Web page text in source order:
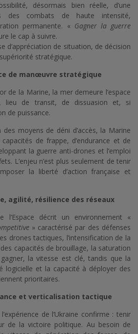
désormais bien réelle, d’une
des combats de haute intensité,
permanente. « Gagner la guerre
le cap à suivre.
d’appréciation de situation, de décision
stratégique.
de manœuvre stratégique
de la Marine, la mer demeure l’espace
lieu de transit, de dissuasion et, si
de puissance.
moyens de déni d’accès, la Marine
de frappe, d’endurance et de
la guerre anti-drones et l’emploi
L’enjeu n’est plus seulement de tenir
la liberté d’action française et
agilité, résilience des réseaux
l’Espace décrit un environnement «
» caractérisé par des défenses
drones tactiques, l’intensification de la
capacités de brouillage, la saturation
la vitesse est clé, tandis que la
logicielle et la capacité à déployer des
prioritaires.
et verticalisation tactique
de l’Ukraine confirme : tenir
de la victoire politique. Au besoin de